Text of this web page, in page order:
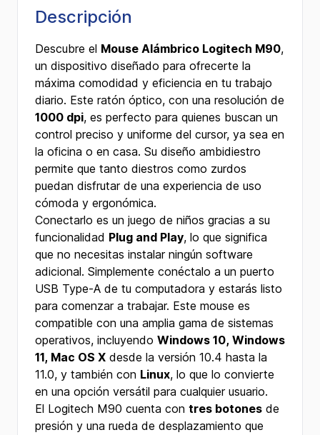
Descripción
Descubre el Mouse Alámbrico Logitech M90,
un dispositivo diseñado para ofrecerte la
máxima comodidad y eficiencia en tu trabajo
diario. Este ratón óptico, con una resolución de
1000 dpi, es perfecto para quienes buscan un
control preciso y uniforme del cursor, ya sea en
la oficina o en casa. Su diseño ambidiestro
permite que tanto diestros como zurdos
puedan disfrutar de una experiencia de uso
cómoda y ergonómica.
Conectarlo es un juego de niños gracias a su
funcionalidad Plug and Play, lo que significa
que no necesitas instalar ningún software
adicional. Simplemente conéctalo a un puerto
USB Type-A de tu computadora y estarás listo
para comenzar a trabajar. Este mouse es
compatible con una amplia gama de sistemas
operativos, incluyendo Windows 10, Windows
11, Mac OS X desde la versión 10.4 hasta la
11.0, y también con Linux, lo que lo convierte
en una opción versátil para cualquier usuario.
El Logitech M90 cuenta con tres botones de
presión y una rueda de desplazamiento que